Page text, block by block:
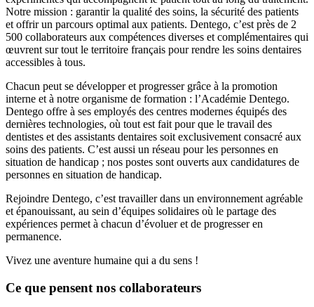
Notre mission : garantir la qualité des soins, la sécurité des patients
et offrir un parcours optimal aux patients. Dentego, c’est près de 2
500 collaborateurs aux compétences diverses et complémentaires qui
œuvrent sur tout le territoire français pour rendre les soins dentaires
accessibles à tous.
Chacun peut se développer et progresser grâce à la promotion
interne et à notre organisme de formation : l’Académie Dentego.
Dentego offre à ses employés des centres modernes équipés des
dernières technologies, où tout est fait pour que le travail des
dentistes et des assistants dentaires soit exclusivement consacré aux
soins des patients. C’est aussi un réseau pour les personnes en
situation de handicap ; nos postes sont ouverts aux candidatures de
personnes en situation de handicap.
Rejoindre Dentego, c’est travailler dans un environnement agréable
et épanouissant, au sein d’équipes solidaires où le partage des
expériences permet à chacun d’évoluer et de progresser en
permanence.
Vivez une aventure humaine qui a du sens !
Ce que pensent nos collaborateurs